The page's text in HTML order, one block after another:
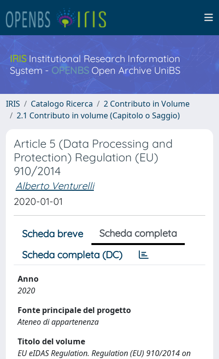
IRISInstitutional Research Information
System - OPENBS Open Archive UniBS
IRIS Catalogo Ricerca
2 Contributo in Volume
2.1 Contributo in volume (Capitolo o Saggio)
Article 5 (Data Processing and
Protection) Regulation (EU)
910/2014
Alberto Venturelli
2020-01-01
Scheda breve
Scheda completa
Scheda completa (DC)
Anno
2020
Fonte principale del progetto
Ateneo di appartenenza
Titolo del volume
EU eIDAS Regulation. Regulation (EU) 910/2014 on